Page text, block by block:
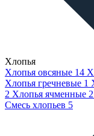
Хлопья
Хлопья овсяные 14
Хлопья гречневые 1
2 Хлопья ячменные 2
Смесь хлопьев 5